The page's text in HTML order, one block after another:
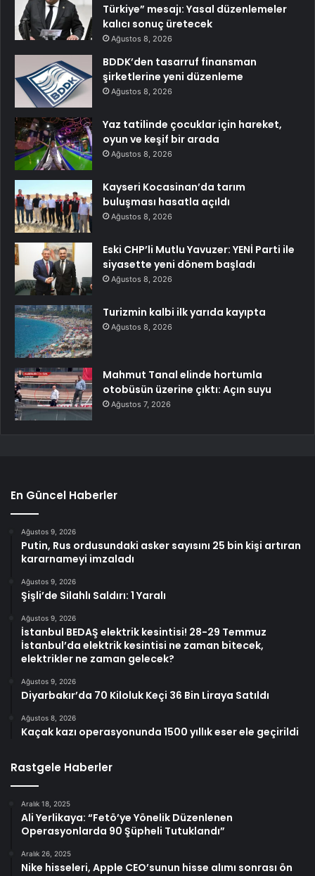
Türkiye” mesajı: Yasal düzenlemeler
kalıcı sonuç üretecek
Ağustos 8, 2026
BDDK’den tasarruf finansman
şirketlerine yeni düzenleme
Ağustos 8, 2026
Yaz tatilinde çocuklar için hareket,
oyun ve keşif bir arada
Ağustos 8, 2026
Kayseri Kocasinan’da tarım
buluşması hasatla açıldı
Ağustos 8, 2026
Eski CHP’li Mutlu Yavuzer: YENİ Parti ile
siyasette yeni dönem başladı
Ağustos 8, 2026
Turizmin kalbi ilk yarıda kayıpta
Ağustos 8, 2026
Mahmut Tanal elinde hortumla
otobüsün üzerine çıktı: Açın suyu
Ağustos 7, 2026
En Güncel Haberler
Ağustos 9, 2026
Putin, Rus ordusundaki asker sayısını 25 bin kişi artıran
kararnameyi imzaladı
Ağustos 9, 2026
Şişli’de Silahlı Saldırı: 1 Yaralı
Ağustos 9, 2026
İstanbul BEDAŞ elektrik kesintisi! 28-29 Temmuz
İstanbul’da elektrik kesintisi ne zaman bitecek,
elektrikler ne zaman gelecek?
Ağustos 9, 2026
Diyarbakır’da 70 Kiloluk Keçi 36 Bin Liraya Satıldı
Ağustos 8, 2026
Kaçak kazı operasyonunda 1500 yıllık eser ele geçirildi
Rastgele Haberler
Aralık 18, 2025
Ali Yerlikaya: “Fetö’ye Yönelik Düzenlenen
Operasyonlarda 90 Şüpheli Tutuklandı”
Aralık 26, 2025
Nike hisseleri, Apple CEO’sunun hisse alımı sonrası ön